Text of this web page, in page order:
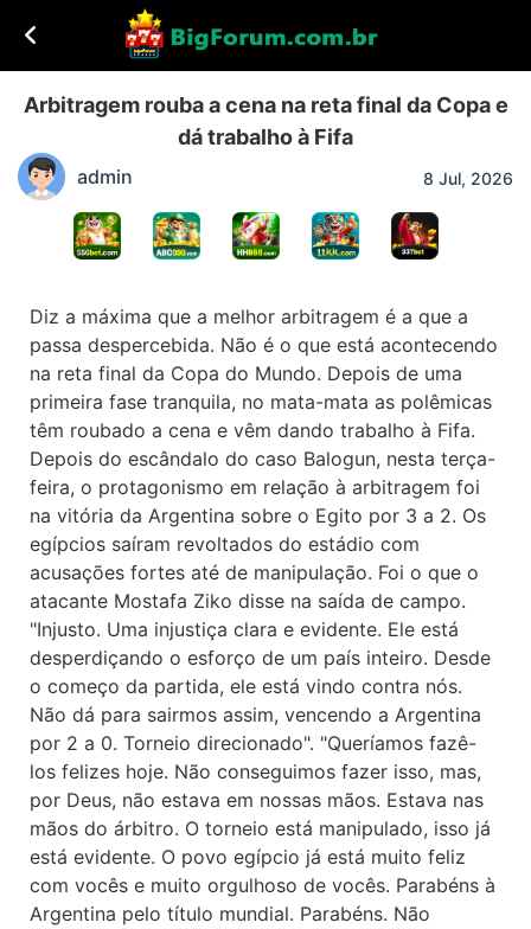
Arbitragem rouba a cena na reta final da Copa e
dá trabalho à Fifa
admin 8 Jul, 2026
Diz a máxima que a melhor arbitragem é a que a
passa despercebida. Não é o que está acontecendo
na reta final da Copa do Mundo. Depois de uma
primeira fase tranquila, no mata-mata as polêmicas
têm roubado a cena e vêm dando trabalho à Fifa.
Depois do escândalo do caso Balogun, nesta terça-
feira, o protagonismo em relação à arbitragem foi
na vitória da Argentina sobre o Egito por 3 a 2. Os
egípcios saíram revoltados do estádio com
acusações fortes até de manipulação. Foi o que o
atacante Mostafa Ziko disse na saída de campo.
"Injusto. Uma injustiça clara e evidente. Ele está
desperdiçando o esforço de um país inteiro. Desde
o começo da partida, ele está vindo contra nós.
Não dá para sairmos assim, vencendo a Argentina
por 2 a 0. Torneio direcionado". "Queríamos fazê-
los felizes hoje. Não conseguimos fazer isso, mas,
por Deus, não estava em nossas mãos. Estava nas
mãos do árbitro. O torneio está manipulado, isso já
está evidente. O povo egípcio já está muito feliz
com vocês e muito orgulhoso de vocês. Parabéns à
Argentina pelo título mundial. Parabéns. Não